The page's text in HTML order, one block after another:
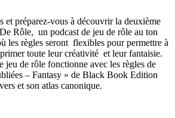
et préparez-vous à découvrir la deuxième
Rôle, un podcast de jeu de rôle au ton
les règles seront flexibles pour permettre à
toute leur créativité et leur fantaisie.
jeu de rôle fonctionne avec les règles de
– Fantasy » de Black Book Edition
et son atlas canonique.